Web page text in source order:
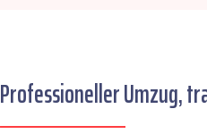
Professioneller Umzug,